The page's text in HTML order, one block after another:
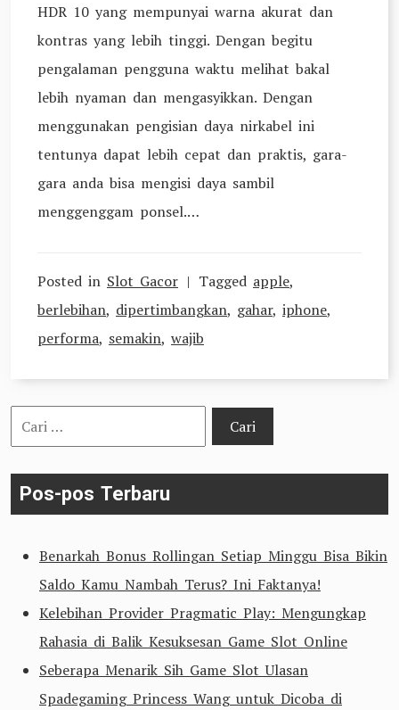
HDR 10 yang mempunyai warna akurat dan
kontras yang lebih tinggi. Dengan begitu
pengalaman pengguna waktu melihat bakal
lebih nyaman dan mengasyikkan. Dengan
menggunakan pengisian daya nirkabel ini
tentunya dapat lebih cepat dan praktis, gara-
gara anda bisa mengisi daya sambil
menggenggam ponsel.…
Posted in Slot Gacor Tagged apple,
berlebihan, dipertimbangkan, gahar, iphone,
performa, semakin, wajib
Cari
untuk:
Pos-pos Terbaru
Benarkah Bonus Rollingan Setiap Minggu Bisa Bikin
Saldo Kamu Nambah Terus? Ini Faktanya!
Kelebihan Provider Pragmatic Play: Mengungkap
Rahasia di Balik Kesuksesan Game Slot Online
Seberapa Menarik Sih Game Slot Ulasan
Spadegaming Princess Wang untuk Dicoba di